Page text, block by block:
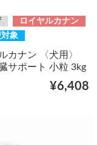
ロイヤルカナン
象
カナン 〈犬用〉
サポート 小粒 3kg
¥6,408